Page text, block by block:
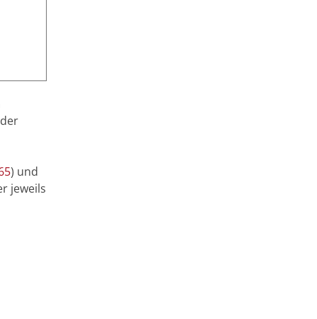
) und
jeweils